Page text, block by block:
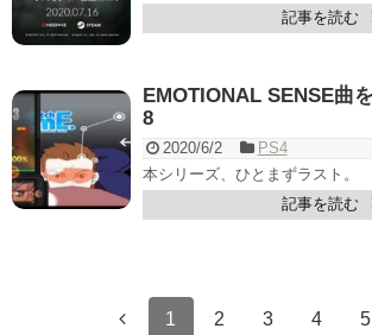
記事を読む
EMOTIONAL SENSE曲
8
2020/6/2
PS4
本シリーズ、ひとまずラスト。
記事を読む
1 2 3 4 5